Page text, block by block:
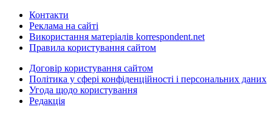
Контакти
Реклама на сайті
Використання матеріалів korrespondent.net
Правила користування сайтом
Договір користування сайтом
Політика у сфері конфіденційності і персональних даних
Угода щодо користування
Редакція